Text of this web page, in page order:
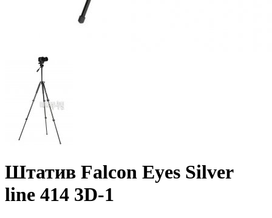
Штатив Falcon Eyes Silver
line 414 3D-1